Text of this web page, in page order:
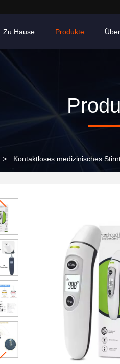
Zu Hause Produkte
> Kontaktloses medizinisches